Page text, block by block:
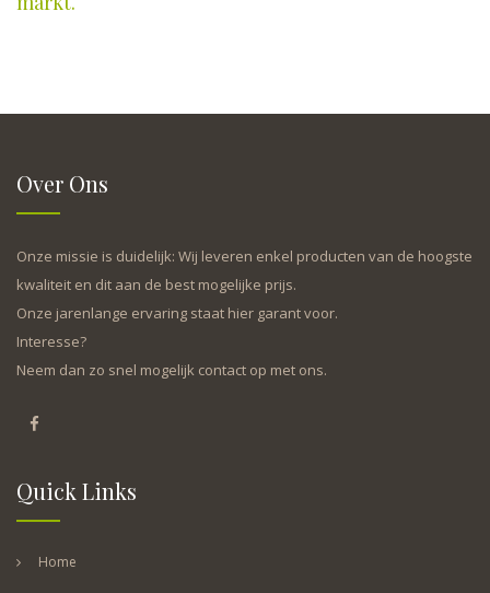
Over Ons
Onze missie is duidelijk: Wij leveren enkel producten van de hoogste
kwaliteit en dit aan de best mogelijke prijs.
Onze jarenlange ervaring staat hier garant voor.
Interesse?
Neem dan zo snel mogelijk contact op met ons.
Quick Links
Home